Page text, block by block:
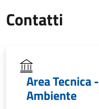
Contatti
Area
Ambiente